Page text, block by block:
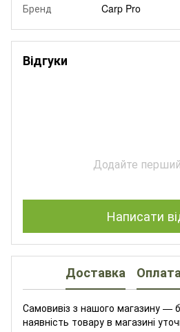
Бренд Carp Pro
Відгуки
Додайте перший
Написати
Доставка
Самовивіз з нашого магазину —
наявність товару в магазині